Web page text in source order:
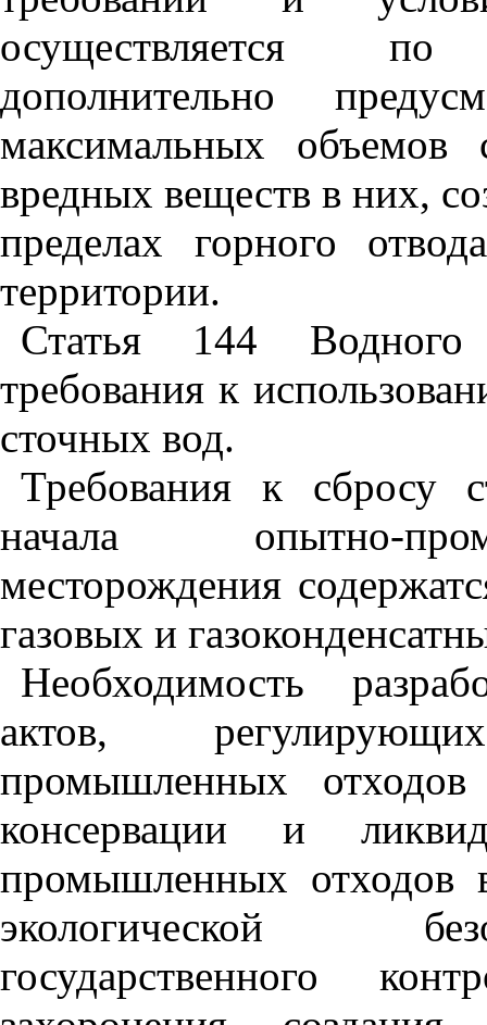
осуществляется
дополнительно
максимальных объемов
вредных веществ в них,
пределах горного
территории.
Статья 144 Водного
требования к
сточных вод.
Требования к сбросу
начала опытно-
месторождения
газовых и
Необходимость
актов,
промышленных
консервации и
промышленных отходов
экологической
государственного